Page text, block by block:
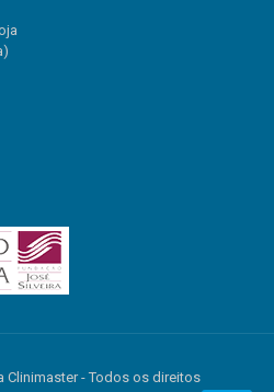
Clinimaster - Todos os direitos